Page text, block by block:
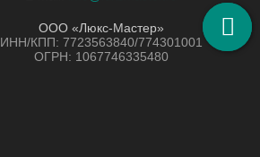
ООО «Люкс-Мастер»
ИНН/КПП: 7723563840/774301001
ОГРН: 1067746335480